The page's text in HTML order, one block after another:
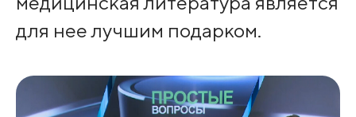
для нее лучшим подарком.